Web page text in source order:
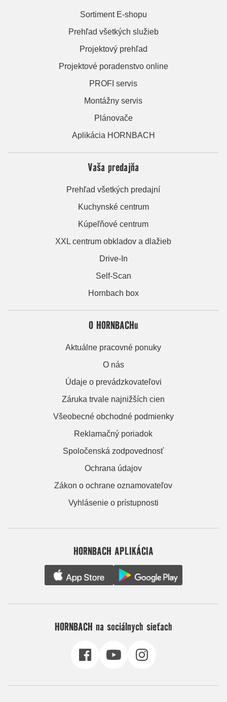
Sortiment E-shopu
Prehľad všetkých služieb
Projektový prehľad
Projektové poradenstvo online
PROFI servis
Montážny servis
Plánovače
Aplikácia HORNBACH
Vaša predajňa
Prehľad všetkých predajní
Kuchynské centrum
Kúpeľňové centrum
XXL centrum obkladov a dlažieb
Drive-In
Self-Scan
Hornbach box
O HORNBACHu
Aktuálne pracovné ponuky
O nás
Údaje o prevádzkovateľovi
Záruka trvale najnižších cien
Všeobecné obchodné podmienky
Reklamačný poriadok
Spoločenská zodpovednosť
Ochrana údajov
Zákon o ochrane oznamovateľov
Vyhlásenie o prístupnosti
HORNBACH APLIKÁCIA
HORNBACH na sociálnych sieťach